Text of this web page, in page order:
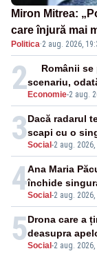
Miron Mitrea:
care înjură mai
Politica·2 aug. 2026,
2 Economie-2 aug.
Românii
scenariu,
3Social -2 aug. 2026,
Dacă radarul
scapi cu o
4Social -2 aug. 2026,
Ana Maria
închide
5Social -2 aug. 2026,
Drona care a
deasupra